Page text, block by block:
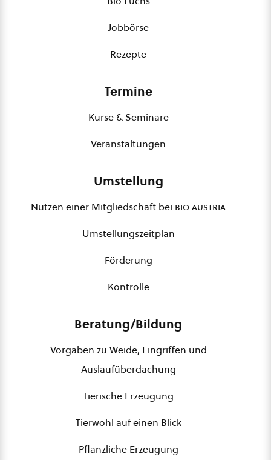
Jobbörse
Rezepte
Termine
Kurse & Seminare
Veranstaltungen
Umstellung
Nutzen einer Mitgliedschaft bei bio austria
Umstellungszeitplan
Förderung
Kontrolle
Beratung/Bildung
Vorgaben zu Weide, Eingriffen und
Auslaufüberdachung
Tierische Erzeugung
Tierwohl auf einen Blick
Pflanzliche Erzeugung